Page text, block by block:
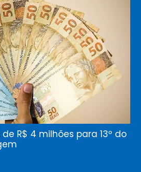
R$ 4 milhões para 13º do